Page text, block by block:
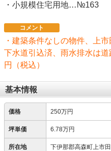
・小規模住宅用地…№163
コメント
・建築条件なしの物件、上
下水道引込済、雨水排水は
円（税込）
基本情報
価格 250万円
坪単価 6.78万円
所在地 下伊那郡高森町上市田